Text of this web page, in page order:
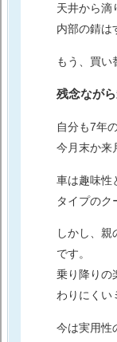
天井から滴
内部の錆は
もう、買い
残念なが
自分も7年
今月末か来
車は趣味性
タイプのク
しかし、
です。
乗り降りの
わりにくい
今は実用性